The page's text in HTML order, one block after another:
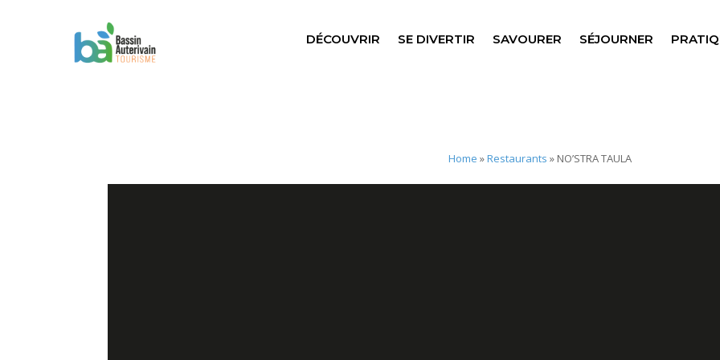
DÉCOUVRIR SE DIVERTIR SAVOURER SÉJOURNER
Home »Restaurants » NO’STRA TAULA